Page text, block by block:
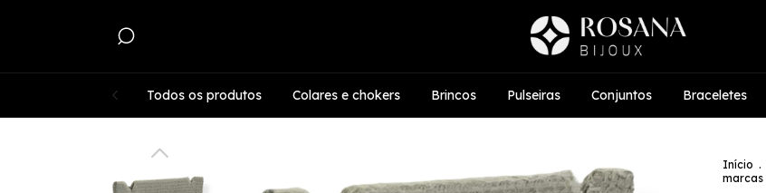
Todos os produtos Colares e chokers Brincos Pulseiras Conjuntos Braceletes
Início .
marcas